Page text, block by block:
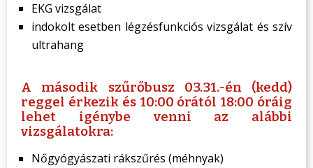
EKG vizsgálat
indokolt esetben légzésfunkciós vizsgálat és szív
ultrahang
A második szűrőbusz 03.31.-én (kedd)
reggel érkezik és 10:00 órától 18:00 óráig
lehet igénybe venni az alábbi
vizsgálatokra:
Nőgyógyászati rákszűrés (méhnyak)